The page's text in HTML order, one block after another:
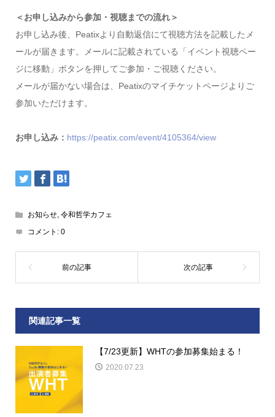
＜お申し込みから参加・視聴までの流れ＞
お申し込み後、Peatixより自動返信にて視聴方法を記載したメ
ールが届きます。メールに記載されている「イベント視聴ペー
ジに移動」ボタンを押してご参加・ご視聴ください。
メールが届かない場合は、Peatixのマイチケットページよりご
参加いただけます。
お申し込み： https://peatix.com/event/4105364/view
お知らせ, 令和哲学カフェ
コメント: 0
関連記事一覧
【7/23更新】WHTの参加募集始まる！
2020.07.23